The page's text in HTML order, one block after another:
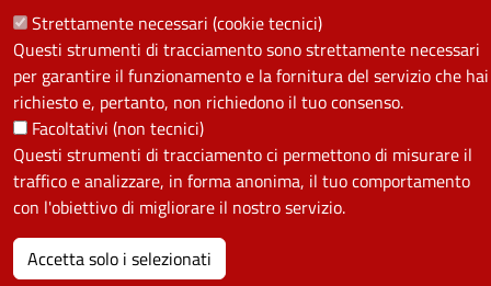
Strettamente necessari (cookie tecnici)
Questi strumenti di tracciamento sono strettamente necessari
per garantire il funzionamento e la fornitura del servizio che hai
richiesto e, pertanto, non richiedono il tuo consenso.
Facoltativi (non tecnici)
Questi strumenti di tracciamento ci permettono di misurare il
traffico e analizzare, in forma anonima, il tuo comportamento
con l'obiettivo di migliorare il nostro servizio.
Accetta solo i selezionati
Useful links section
La Privacy nel Comune
PRIVACY